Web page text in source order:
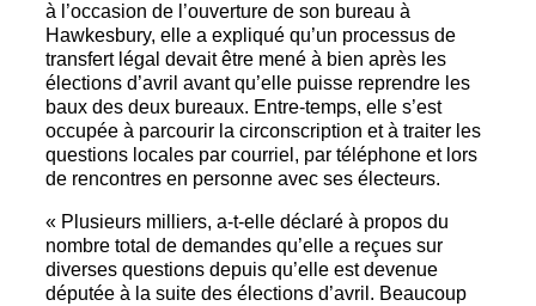
à l’occasion de l’ouverture de son bureau à
Hawkesbury, elle a expliqué qu’un processus de
transfert légal devait être mené à bien après les
élections d’avril avant qu’elle puisse reprendre les
baux des deux bureaux. Entre-temps, elle s’est
occupée à parcourir la circonscription et à traiter les
questions locales par courriel, par téléphone et lors
de rencontres en personne avec ses électeurs.
« Plusieurs milliers, a-t-elle déclaré à propos du
nombre total de demandes qu’elle a reçues sur
diverses questions depuis qu’elle est devenue
députée à la suite des élections d’avril. Beaucoup